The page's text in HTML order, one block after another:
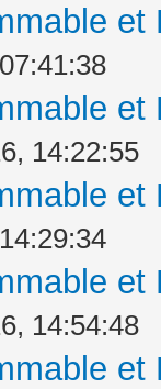
14:22:55
14:54:48